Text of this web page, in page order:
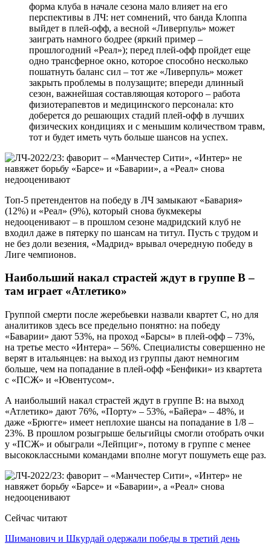
форма клуба в начале сезона мало влияет на его
перспективы в ЛЧ: нет сомнений, что банда Клоппа
выйдет в плей-офф, а весной «Ливерпуль» может
заиграть намного бодрее (яркий пример –
прошлогодний «Реал»); перед плей-офф пройдет еще
одно трансферное окно, которое способно несколько
пошатнуть баланс сил – тот же «Ливерпуль» может
закрыть проблемы в полузащите; впереди длинный
сезон, важнейшая составляющая которого – работа
физиотерапевтов и медицинского персонала: кто
доберется до решающих стадий плей-офф в лучших
физических кондициях и с меньшим количеством травм,
тот и будет иметь чуть больше шансов на успех.
Топ-5 претендентов на победу в ЛЧ замыкают «Бавария»
(12%) и «Реал» (9%), который снова букмекеры
недооценивают – в прошлом сезоне мадридский клуб не
входил даже в пятерку по шансам на титул. Пусть с трудом и
не без доли везения, «Мадрид» врывал очередную победу в
Лиге чемпионов.
Наибольший накал страстей ждут в группе B –
там играет «Атлетико»
Группой смерти после жеребьевки назвали квартет С, но для
аналитиков здесь все предельно понятно: на победу
«Баварии» дают 53%, на проход «Барсы» в плей-офф – 73%,
на третье место «Интера» – 56%. Специалисты совершенно не
верят в итальянцев: на выход из группы дают немногим
больше, чем на попадание в плей-офф «Бенфики» из квартета
с «ПСЖ» и «Ювентусом».
А наибольший накал страстей ждут в группе B: на выход
«Атлетико» дают 76%, «Порту» – 53%, «Байера» – 48%, и
даже «Брюгге» имеет неплохие шансы на попадание в 1/8 –
23%. В прошлом розыгрыше бельгийцы смогли отобрать очки
у «ПСЖ» и обыграли «Лейпциг», потому в группе с менее
высококлассными командами вполне могут пошуметь еще раз.
Сейчас читают
Шиманович и Шкурдай одержали победы в третий день